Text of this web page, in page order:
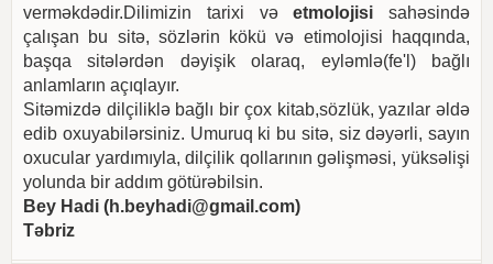
verməkdədir.Dilimizin tarixi vəetmolojisi sahəsində
çalışan bu sitə, sözlərin kökü və etimolojisi haqqında,
başqa sitələrdən dəyişik olaraq, eyləmlə(fe'l) bağlı
anlamların açıqlayır.
Sitəmizdə dilçiliklə bağlı bir çox kitab,sözlük, yazılar əldə
edib oxuyabilərsiniz. Umuruq ki bu sitə, siz dəyərli, sayın
oxucular yardımıyla, dilçilik qollarının gəlişməsi, yüksəlişi
yolunda bir addım götürəbilsin.
Bey Hadi (h.beyhadi@gmail.com)
Təbriz